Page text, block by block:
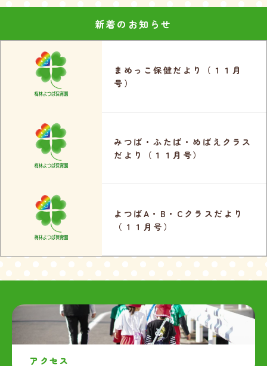
新着のお知らせ
まめっこ保健だより（１１月
号）
みつば・ふたば・めばえクラス
だより（１１月号）
よつばA・B・Cクラスだより
（１１月号）
アクセス